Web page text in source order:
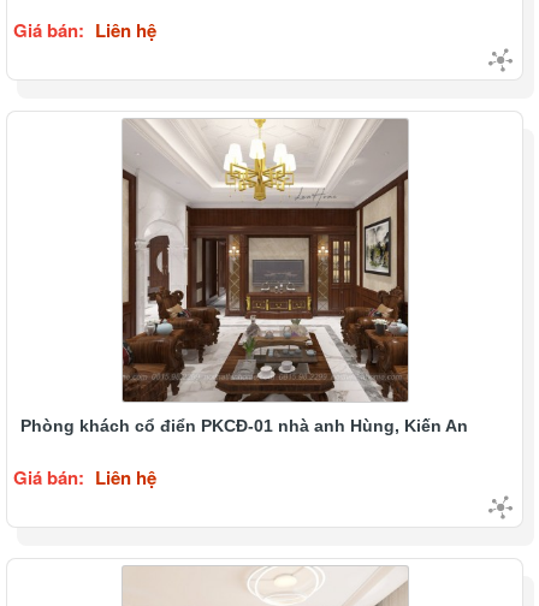
Giá bán: Liên hệ
Phòng khách cổ điển PKCĐ-01 nhà anh Hùng, Kiến An
Giá bán: Liên hệ